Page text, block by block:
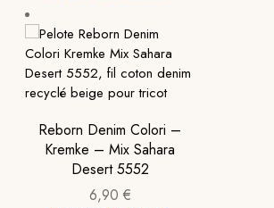
Reborn Denim Colori –
Kremke – Mix Sahara
Desert 5552
6,90 €